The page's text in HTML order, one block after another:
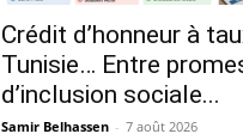
Crédit d’honneur à
Tunisie… Entre
d’inclusion sociale...
Samir Belhassen - 7 août 2026